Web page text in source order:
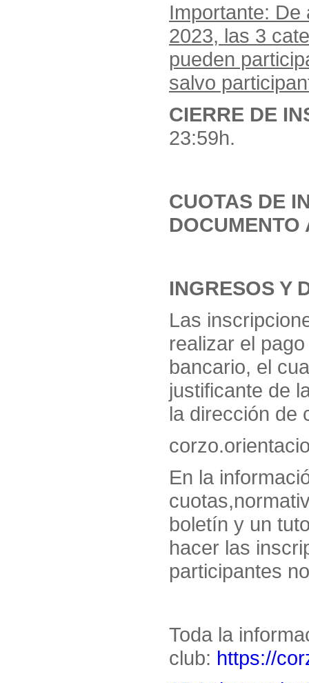
Importante: De
2023, las 3
pueden
salvo
CIERRE DE
23:59h.
CUOTAS DE
DOCUMENTO
INGRESOS Y
Las
realizar el
bancario, el
justificante de
la dirección de
En la
boletín y un
hacer las
participantes
Toda la
club: https://